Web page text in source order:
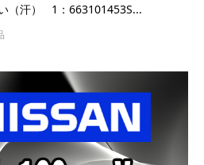
（汗） 1：663101453S...